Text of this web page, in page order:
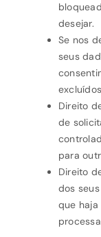
desejar.
Se nos
seus
Direito
de
para
Direito
dos
que